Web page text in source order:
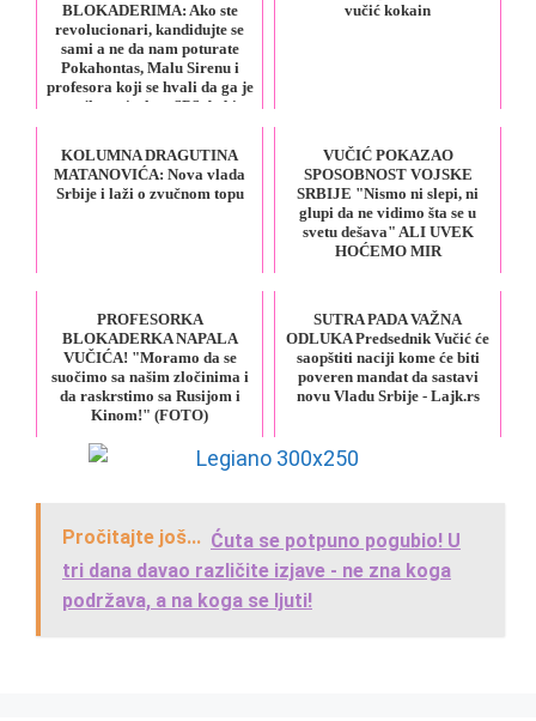
BLOKADERIMA: Ako ste
revolucionari, kandidujte se
sami a ne da nam poturate
Pokahontas, Malu Sirenu i
profesora koji se hvali da ga je
majka upisala u SPS da bi
vučić kokain
KOLUMNA DRAGUTINA
MATANOVIĆA: Nova vlada
Srbije i laži o zvučnom topu
VUČIĆ POKAZAO
SPOSOBNOST VOJSKE
SRBIJE "Nismo ni slepi, ni
glupi da ne vidimo šta se u
svetu dešava" ALI UVEK
HOĆEMO MIR
PROFESORKA
BLOKADERKA NAPALA
VUČIĆA! "Moramo da se
suočimo sa našim zločinima i
da raskrstimo sa Rusijom i
Kinom!" (FOTO)
SUTRA PADA VAŽNA
ODLUKA Predsednik Vučić će
saopštiti naciji kome će biti
poveren mandat da sastavi
novu Vladu Srbije - Lajk.rs
Pročitajte još... Ćuta se potpuno pogubio! U
tri dana davao različite izjave - ne zna koga
podržava, a na koga se ljuti!